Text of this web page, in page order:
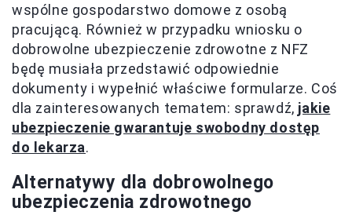
wspólne gospodarstwo domowe z osobą
pracującą. Również w przypadku wniosku o
dobrowolne ubezpieczenie zdrowotne z NFZ
będę musiała przedstawić odpowiednie
dokumenty i wypełnić właściwe formularze. Coś
dla zainteresowanych tematem: sprawdź, jakie
ubezpieczenie gwarantuje swobodny dostęp
do lekarza.
Alternatywy dla dobrowolnego
ubezpieczenia zdrowotnego